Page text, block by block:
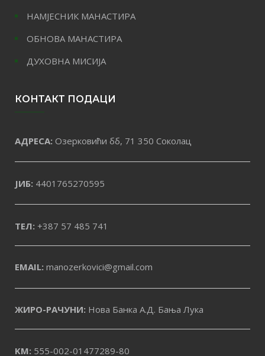
НАМЈЕСНИК МАНАСТИРА
ОБНОВА МАНАСТИРА
ДУХОВНА МИСИЈА
КОНТАКТ ПОДАЦИ
АДРЕСА: Озерковићи бб, 71 350 Соколац
ЈИБ: 4401765270595
ТЕЛ: +387 57 485 741
EMAIL: manozerkovici@gmail.com
ЖИРО-РАЧУНИ: Нова Банка А.Д. Бања Лука
KM: 555-002-01477289-80